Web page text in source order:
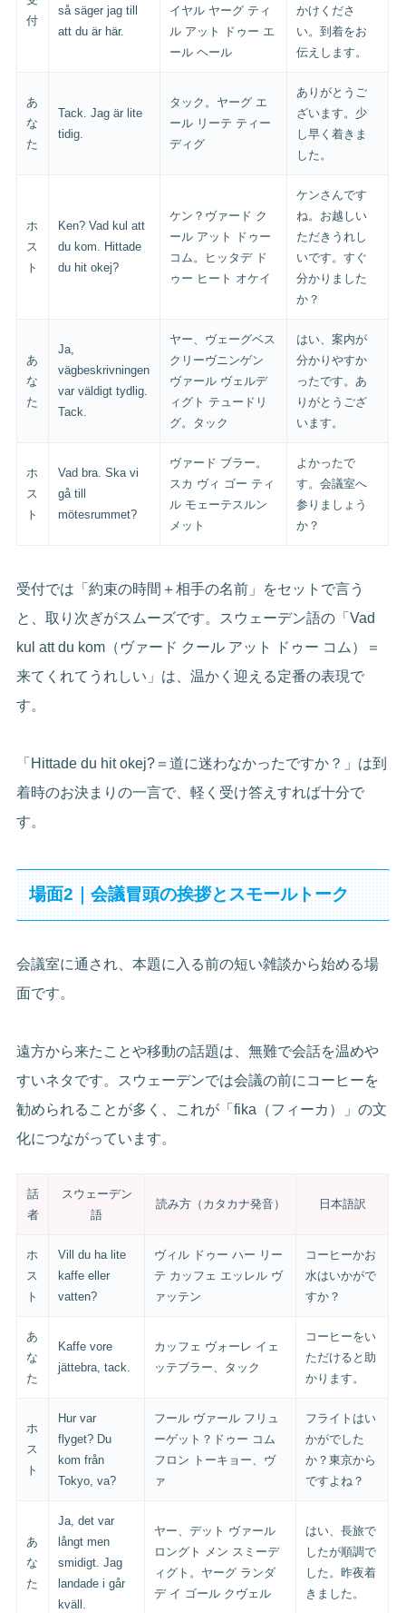
付
så säger jag till
att du är här.
イヤル ヤーグ ティ
ル アット ドゥー エ
ール ヘール
かけくださ
い。到着をお
伝えします。
あ
な
た
Tack. Jag är lite
tidig.
タック。ヤーグ エ
ール リーテ ティー
ディグ
ありがとうご
ざいます。少
し早く着きま
した。
ホ
ス
ト
Ken? Vad kul att
du kom. Hittade
du hit okej?
ケン？ヴァード ク
ール アット ドゥー
コム。ヒッタデ ド
ゥー ヒート オケイ
ケンさんです
ね。お越しい
ただきうれし
いです。すぐ
分かりました
か？
あ
な
た
Ja,
vägbeskrivningen
var väldigt tydlig.
Tack.
ヤー、ヴェーグベス
クリーヴニンゲン
ヴァール ヴェルデ
ィグト テュードリ
グ。タック
はい、案内が
分かりやすか
ったです。あ
りがとうござ
います。
ホ
ス
ト
Vad bra. Ska vi
gå till
mötesrummet?
ヴァード ブラー。
スカ ヴィ ゴー ティ
ル モェーテスルン
メット
よかったで
す。会議室へ
参りましょう
か？
受付では「約束の時間＋相手の名前」をセットで言う
と、取り次ぎがスムーズです。スウェーデン語の「Vad
kul att du kom（ヴァード クール アット ドゥー コム）＝
来てくれてうれしい」は、温かく迎える定番の表現で
す。
「Hittade du hit okej?＝道に迷わなかったですか？」は到
着時のお決まりの一言で、軽く受け答えすれば十分で
す。
場面2｜会議冒頭の挨拶とスモールトーク
会議室に通され、本題に入る前の短い雑談から始める場
面です。
遠方から来たことや移動の話題は、無難で会話を温めや
すいネタです。スウェーデンでは会議の前にコーヒーを
勧められることが多く、これが「fika（フィーカ）」の文
化につながっています。
話
者
スウェーデン
語
読み方（カタカナ発音） 日本語訳
ホ
ス
ト
Vill du ha lite
kaffe eller
vatten?
ヴィル ドゥー ハー リー
テ カッフェ エッレル ヴ
ァッテン
コーヒーかお
水はいかがで
すか？
あ
な
た
Kaffe vore
jättebra, tack.
カッフェ ヴォーレ イェ
ッテブラー、タック
コーヒーをい
ただけると助
かります。
ホ
ス
ト
Hur var
flyget? Du
kom från
Tokyo, va?
フール ヴァール フリュ
ーゲット？ドゥー コム
フロン トーキョー、ヴ
ァ
フライトはい
かがでした
か？東京から
ですよね？
あ
な
た
Ja, det var
långt men
smidigt. Jag
landade i går
kväll.
ヤー、デット ヴァール
ロングト メン スミーデ
ィグト。ヤーグ ランダ
デ イ ゴール クヴェル
はい、長旅で
したが順調で
した。昨夜着
きました。